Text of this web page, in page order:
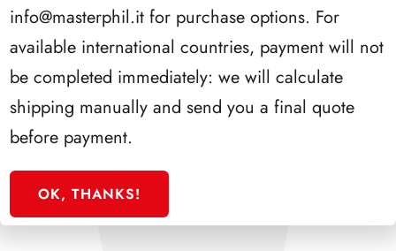
info@masterphil.it for purchase options. For
available international countries, payment will not
be completed immediately: we will calculate
shipping manually and send you a final quote
before payment.
OK, THANKS!